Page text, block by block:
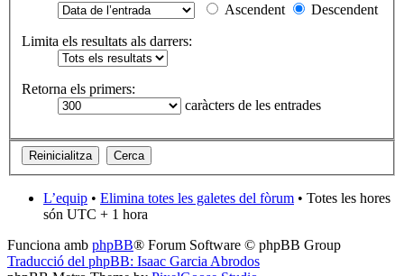
Ascendent
Descendent
Limita els resultats als darrers:
Retorna els primers:
caràcters de les entrades
L’equip • Elimina totes les galetes del fòrum • Totes les hores
són UTC + 1 hora
Funciona amb phpBB® Forum Software © phpBB Group
Traducció del phpBB: Isaac Garcia Abrodos